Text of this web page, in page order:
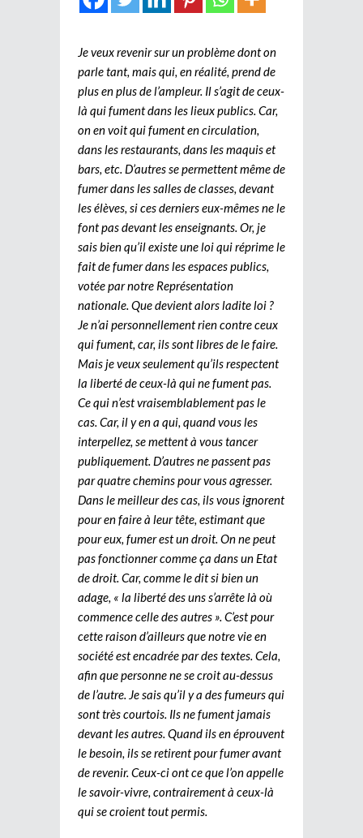
Je veux revenir sur un problème dont on
parle tant, mais qui, en réalité, prend de
plus en plus de l’ampleur. Il s’agit de ceux-
là qui fument dans les lieux publics. Car,
on en voit qui fument en circulation,
dans les restaurants, dans les maquis et
bars, etc. D’autres se permettent même de
fumer dans les salles de classes, devant
les élèves, si ces derniers eux-mêmes ne le
font pas devant les enseignants. Or, je
sais bien qu’il existe une loi qui réprime le
fait de fumer dans les espaces publics,
votée par notre Représentation
nationale. Que devient alors ladite loi ?
Je n’ai personnellement rien contre ceux
qui fument, car, ils sont libres de le faire.
Mais je veux seulement qu’ils respectent
la liberté de ceux-là qui ne fument pas.
Ce qui n’est vraisemblablement pas le
cas. Car, il y en a qui, quand vous les
interpellez, se mettent à vous tancer
publiquement. D’autres ne passent pas
par quatre chemins pour vous agresser.
Dans le meilleur des cas, ils vous ignorent
pour en faire à leur tête, estimant que
pour eux, fumer est un droit. On ne peut
pas fonctionner comme ça dans un Etat
de droit. Car, comme le dit si bien un
adage, « la liberté des uns s’arrête là où
commence celle des autres ». C’est pour
cette raison d’ailleurs que notre vie en
société est encadrée par des textes. Cela,
afin que personne ne se croit au-dessus
de l’autre. Je sais qu’il y a des fumeurs qui
sont très courtois. Ils ne fument jamais
devant les autres. Quand ils en éprouvent
le besoin, ils se retirent pour fumer avant
de revenir. Ceux-ci ont ce que l’on appelle
le savoir-vivre, contrairement à ceux-là
qui se croient tout permis.